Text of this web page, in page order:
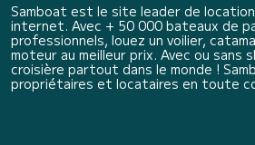
Samboat est le site leader de
internet. Avec + 50 000 bateaux de
professionnels, louez un voilier,
moteur au meilleur prix. Avec ou sans
croisière partout dans le monde !
propriétaires et locataires en toute